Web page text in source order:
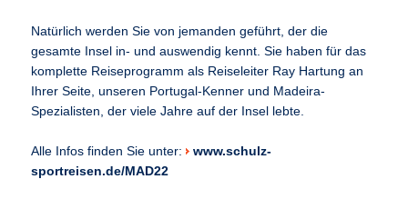
Natürlich werden Sie von jemanden geführt, der die
gesamte Insel in- und auswendig kennt. Sie haben für das
komplette Reiseprogramm als Reiseleiter Ray Hartung an
Ihrer Seite, unseren Portugal-Kenner und Madeira-
Spezialisten, der viele Jahre auf der Insel lebte.
Alle Infos finden Sie unter: www.schulz-
sportreisen.de/MAD22